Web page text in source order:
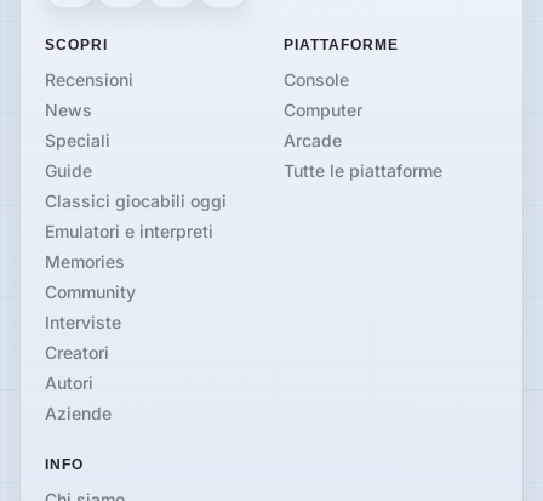
SCOPRI
Recensioni
News
Speciali
Guide
Classici giocabili oggi
Emulatori e interpreti
Memories
Community
Interviste
Creatori
Autori
Aziende
PIATTAFORME
Console
Computer
Arcade
Tutte le piattaforme
INFO